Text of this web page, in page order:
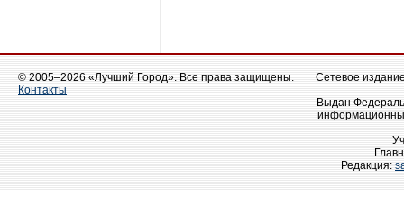
© 2005–2026 «Лучший Город». Все права защищены.
Контакты
Сетевое
Выдан
Редакция: